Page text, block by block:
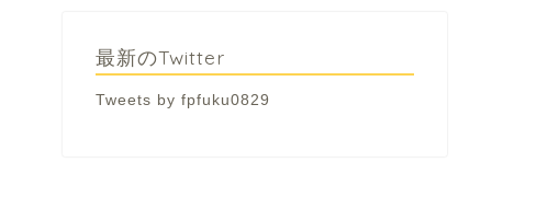
最新のTwitter
Tweets by fpfuku0829